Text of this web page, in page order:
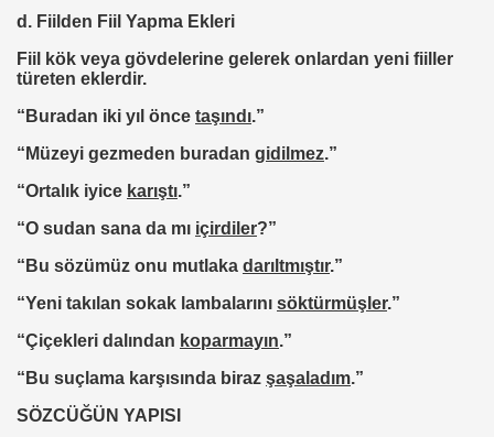
d. Fiilden Fiil Yapma Ekleri
Fiil kök veya gövdelerine gelerek onlardan yeni fiiller
türeten eklerdir.
“Buradan iki yıl önce taşındı.”
“Müzeyi gezmeden buradan gidilmez.”
“Ortalık iyice karıştı.”
“O sudan sana da mı içirdiler?”
“Bu sözümüz onu mutlaka darıltmıştır.”
“Yeni takılan sokak lambalarını söktürmüşler.”
“Çiçekleri dalından koparmayın.”
“Bu suçlama karşısında biraz şaşaladım.”
SÖZCÜĞÜN YAPISI